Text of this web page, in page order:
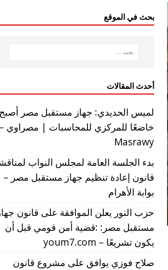
بحث في الموقع
أحدث المقالات
لميس الحديدي: جهاز مستقبل مصر أصبح
خاضعًا للمركزي للمحاسبات | مصراوي –
Masrawy
بدء الجلسة العامة لمجلس النواب
قانون إعادة تنظيم جهاز مستقبل مصر –
بوابة الأهرام
حزب النور يعلن الموافقة على قانون
مستقبل مصر: :قضية أمن قومي قبل أن
يكون تشريعًا – youm7.com
صلاح فوزي يوافق على مشروع قانون